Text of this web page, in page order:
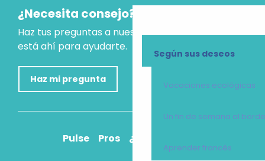
Según sus deseos
Vacaciones ecológicas
Un fin de semana al
Aprender francés
¿Necesita consejo?
Haz tus preguntas a nuestro asistente virtual, que
está ahí para ayudarte.
Haz mi pregunta
Pulse Pros ¿Cómo llegar?